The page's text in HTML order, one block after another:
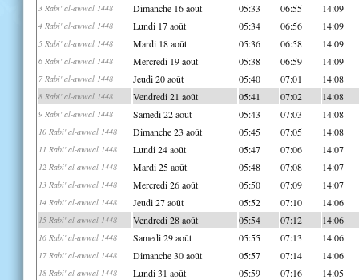
3 Rabi' al-awwal 1448 Dimanche 16 août 05:33 06:55 14:09
4 Rabi' al-awwal 1448 Lundi 17 août 05:34 06:56 14:09
5 Rabi' al-awwal 1448 Mardi 18 août 05:36 06:58 14:09
6 Rabi' al-awwal 1448 Mercredi 19 août 05:38 06:59 14:09
7 Rabi' al-awwal 1448 Jeudi 20 août 05:40 07:01 14:08
8 Rabi' al-awwal 1448 Vendredi 21 août 05:41 07:02 14:08
9 Rabi' al-awwal 1448 Samedi 22 août 05:43 07:03 14:08
10 Rabi' al-awwal 1448 Dimanche 23 août 05:45 07:05 14:08
11 Rabi' al-awwal 1448 Lundi 24 août 05:47 07:06 14:07
12 Rabi' al-awwal 1448 Mardi 25 août 05:48 07:08 14:07
13 Rabi' al-awwal 1448 Mercredi 26 août 05:50 07:09 14:07
14 Rabi' al-awwal 1448 Jeudi 27 août 05:52 07:10 14:06
15 Rabi' al-awwal 1448 Vendredi 28 août 05:54 07:12 14:06
16 Rabi' al-awwal 1448 Samedi 29 août 05:55 07:13 14:06
17 Rabi' al-awwal 1448 Dimanche 30 août 05:57 07:14 14:06
18 Rabi' al-awwal 1448 Lundi 31 août 05:59 07:16 14:05